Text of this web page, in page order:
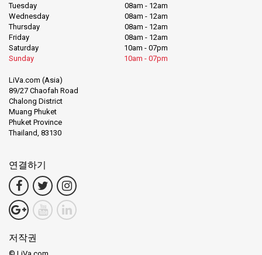
Tuesday
08am - 12am
Wednesday
08am - 12am
Thursday
08am - 12am
Friday
08am - 12am
Saturday
10am - 07pm
Sunday
10am - 07pm
LiVa.com (Asia)
89/27 Chaofah Road
Chalong District
Muang Phuket
Phuket Province
Thailand, 83130
연결하기
저작권